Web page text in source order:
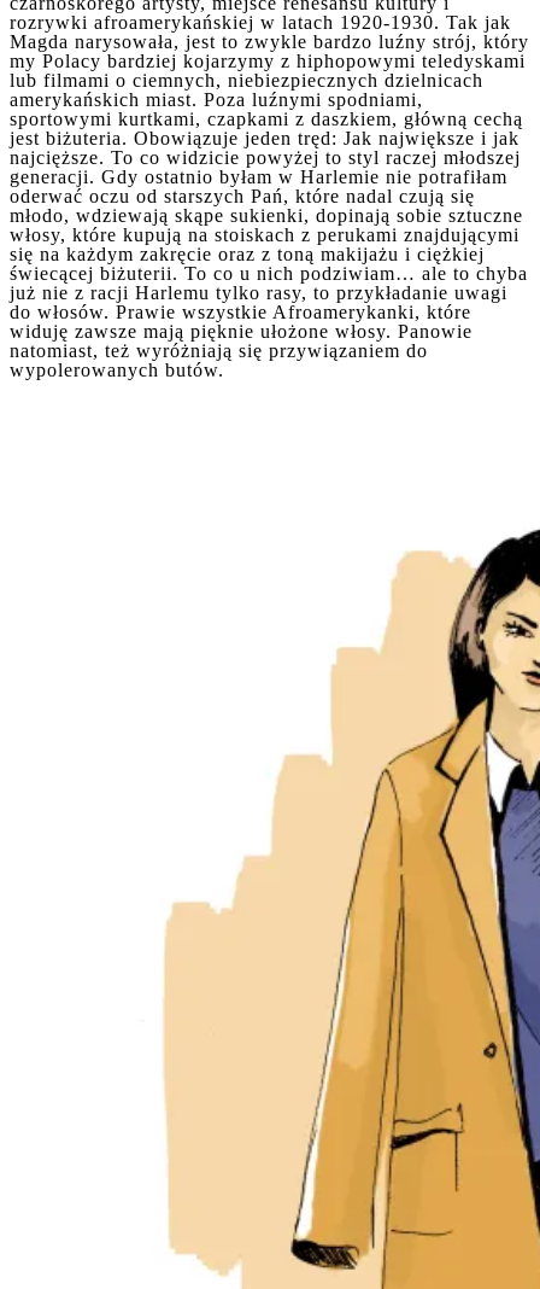
rozrywki afroamerykańskiej w latach 1920-1930. Tak jak
Magda narysowała, jest to zwykle bardzo luźny strój, który
my Polacy bardziej kojarzymy z hiphopowymi teledyskami
lub filmami o ciemnych, niebiezpiecznych dzielnicach
amerykańskich miast. Poza luźnymi spodniami,
sportowymi kurtkami, czapkami z daszkiem, główną cechą
jest biżuteria. Obowiązuje jeden tręd: Jak największe i jak
najcięższe. To co widzicie powyżej to styl raczej młodszej
generacji. Gdy ostatnio byłam w Harlemie nie potrafiłam
oderwać oczu od starszych Pań, które nadal czują się
młodo, wdziewają skąpe sukienki, dopinają sobie sztuczne
włosy, które kupują na stoiskach z perukami znajdującymi
się na każdym zakręcie oraz z toną makijażu i ciężkiej
świecącej biżuterii. To co u nich podziwiam… ale to chyba
już nie z racji Harlemu tylko rasy, to przykładanie uwagi
do włosów. Prawie wszystkie Afroamerykanki, które
widuję zawsze mają pięknie ułożone włosy. Panowie
natomiast, też wyróżniają się przywiązaniem do
wypolerowanych butów.